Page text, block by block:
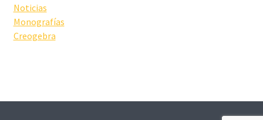
Noticias
Monografías
Creogebra